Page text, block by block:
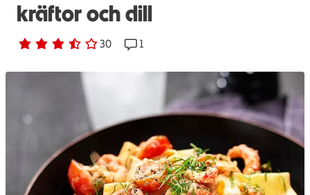
kräftor och dill
Betyg 3.6 av 5. 30
30 personer har röstatReceptet har 1 kommentarer
1